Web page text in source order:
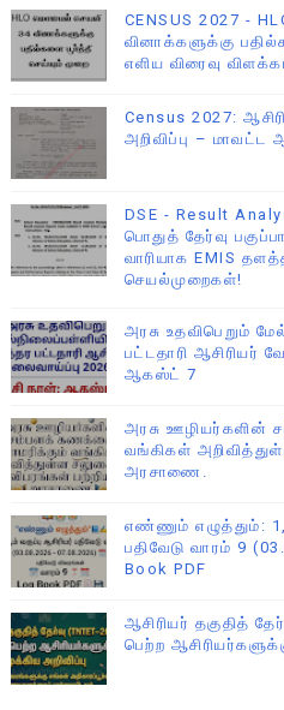
CENSUS 2027 -
வினாக்களுக்கு
எளிய விரைவு
Census 2027:
அறிவிப்பு – மாவட்ட
DSE - Result
பொதுத் தேர்வு
வாரியாக EMIS
செயல்முறைகள்!
அரசு உதவிபெறும்
பட்டதாரி ஆசிரியர்
ஆகஸ்ட் 7
அரசு ஊழியர்களின்
வங்கிகள்
அரசாணை.
எண்ணும் எழுத்தும்: 1,
பதிவேடு வாரம் 9
Book PDF
ஆசிரியர் தகுதித்
பெற்ற